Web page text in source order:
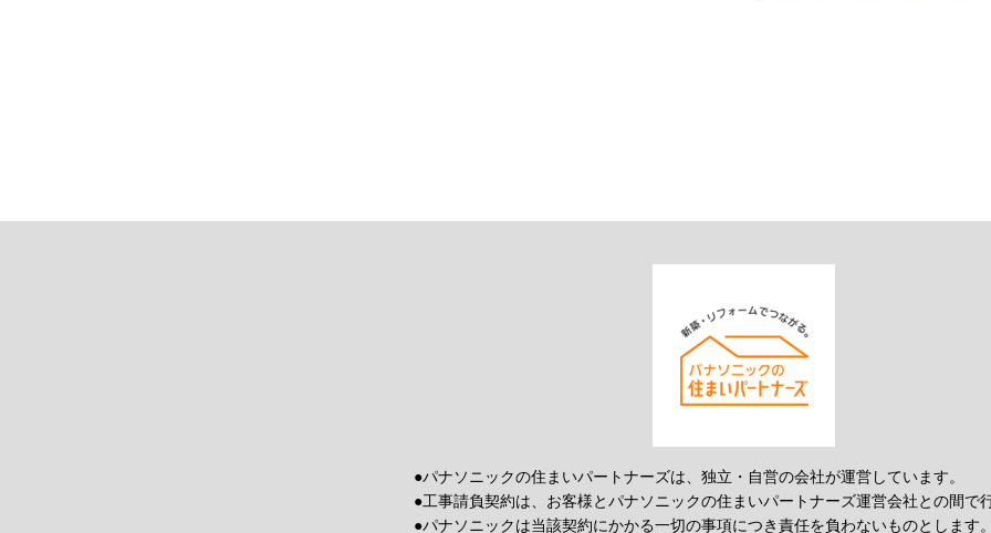
●パナソニックの住まいパートナーズは、独立・自営の会社が運営しています。
●工事請負契約は、お客様とパナソニックの住まいパートナーズ運営会社との間で
●パナソニックは当該契約にかかる一切の事項につき責任を負わないものとします